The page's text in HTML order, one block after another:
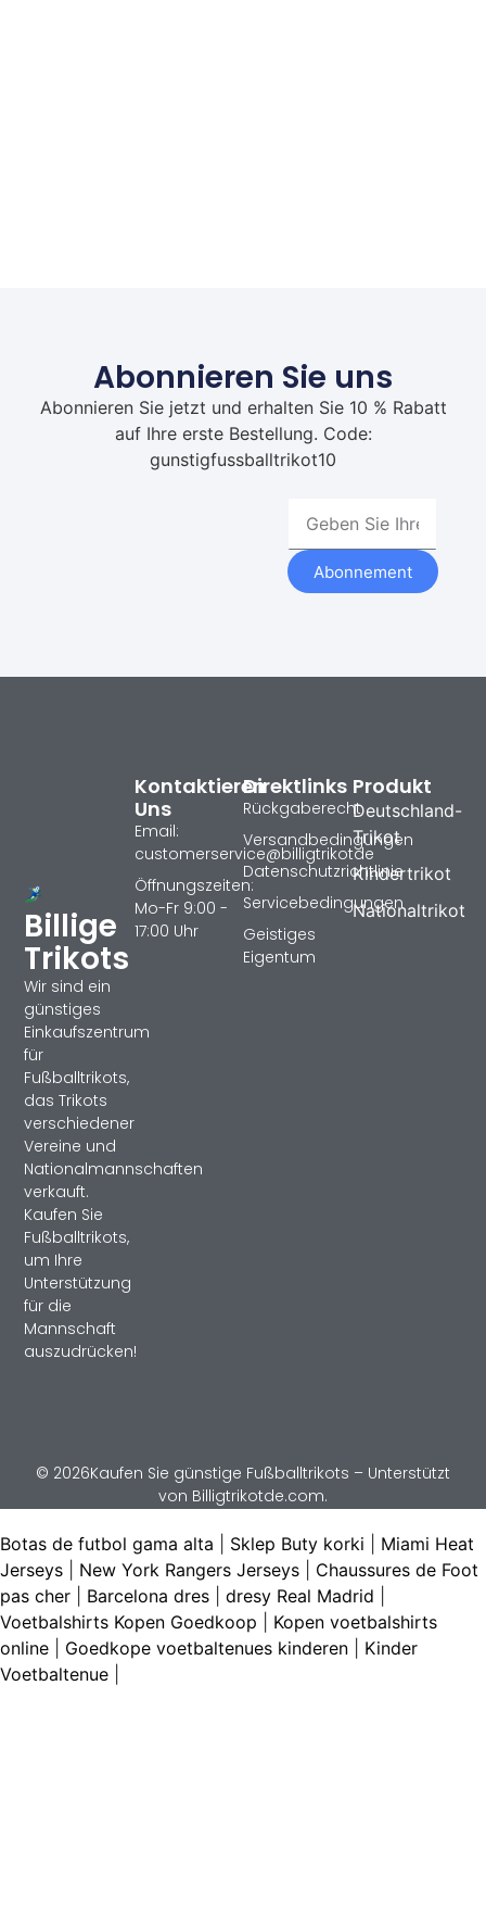
Abonnieren Sie uns
Abonnieren Sie jetzt und erhalten Sie 10 % Rabatt
auf Ihre erste Bestellung. Code:
gunstigfussballtrikot10
Abonnement
Billige
Trikots
Wir sind ein
günstiges
Einkaufszentrum
für
Fußballtrikots,
das Trikots
verschiedener
Vereine und
Nationalmannschaften
verkauft.
Kaufen Sie
Fußballtrikots,
um Ihre
Unterstützung
für die
Mannschaft
auszudrücken!
Produkt
Deutschland-
Trikot
Kindertrikot
Nationaltrikot
Direktlinks
Rückgaberecht
Versandbedingungen
Datenschutzrichtlinie
Servicebedingungen
Geistiges
Eigentum
Kontaktieren
Uns
Email:
customerservice@billigtrikotde
Öffnungszeiten:
Mo-Fr 9:00 -
17:00 Uhr
© 2026Kaufen Sie günstige Fußballtrikots – Unterstützt
von Billigtrikotde.com.
Botas de futbol gama alta Sklep Buty korki
Miami Heat
Jerseys
New York Rangers Jerseys
Chaussures de Foot
pas cher
Barcelona dres dresy Real Madrid
Voetbalshirts Kopen Goedkoop
Kopen voetbalshirts
online
Goedkope voetbaltenues kinderen
Kinder
Voetbaltenue